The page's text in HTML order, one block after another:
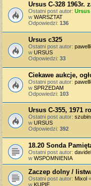
Ursus C-328 1963r.
Ostatni post autor: Ursus
w WARSZTAT
Odpowiedzi: 136
Ursus c325
Ostatni post autor:
w URSUS
Odpowiedzi: 33
Ciekawe aukcje,
Ostatni post autor:
w SPRZEDAM
Odpowiedzi: 103
Ursus C-355, 1971
Ostatni post autor:
w URSUS
Odpowiedzi: 392
18.20 Sonda
Ostatni post autor:
w WSPOMNIENIA
Zaczep dolny /
Ostatni post autor: Mixol «
w KUPIĘ